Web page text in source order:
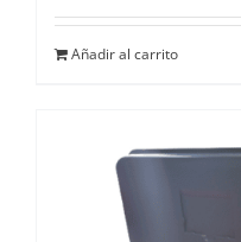
Añadir al carrito